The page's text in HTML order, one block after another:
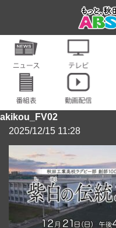
akikou_FV02
2025/12/15 11:28